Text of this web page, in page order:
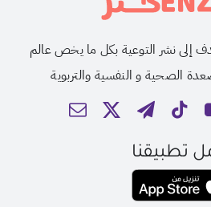
إلى نشر التوعية بكل ما يخص عالم
الصحية و النفسية والتربوية
تطبيقنا